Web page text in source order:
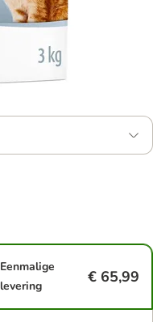
Eenmalige
levering
€ 65,99